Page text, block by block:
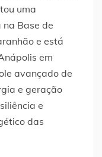
uma
Base de
e está
em
avançado de
e geração
e
das